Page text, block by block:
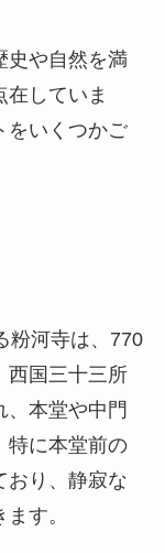
史や自然を満
していま
をいくつかご
粉河寺は、770
西国三十三所
、本堂や中門
特に本堂前の
おり、静寂な
す。